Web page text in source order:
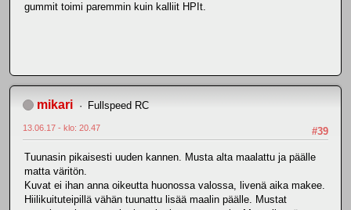
gummit toimi paremmin kuin kalliit HPIt.
mikari Fullspeed RC
#39
13.06.17 - klo: 20.47
Tuunasin pikaisesti uuden kannen. Musta alta maalattu ja päälle
matta väritön.
Kuvat ei ihan anna oikeutta huonossa valossa, livenä aika makee.
Hiilikuituteipillä vähän tuunattu lisää maalin päälle. Mustat